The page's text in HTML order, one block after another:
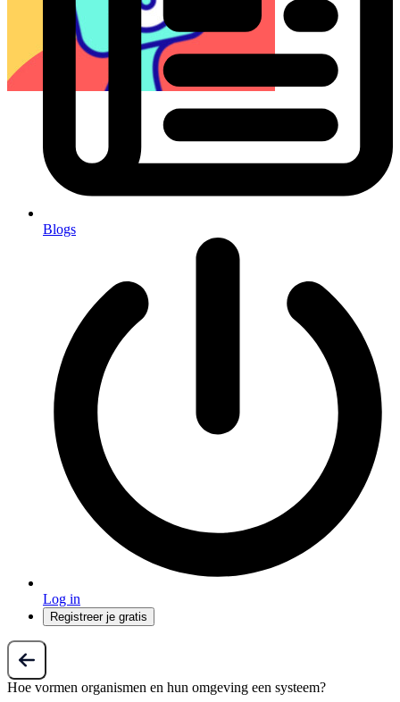
Blogs
Log in
Registreer je gratis
Hoe vormen organismen en hun omgeving een systeem?